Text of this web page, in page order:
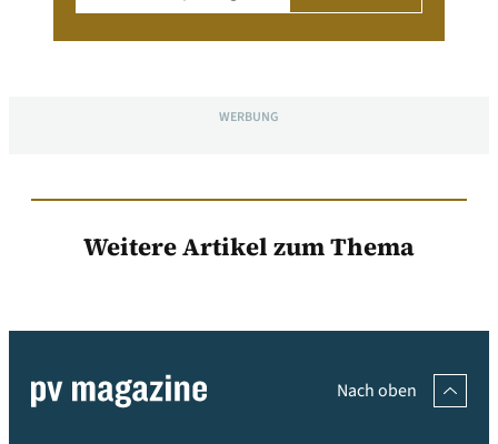
WERBUNG
Weitere Artikel zum Thema
Nach oben